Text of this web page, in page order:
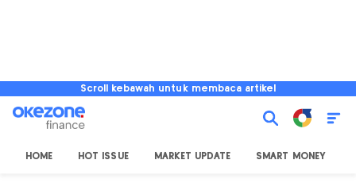
Scroll kebawah untuk membaca artikel
HOME HOT ISSUE MARKET UPDATE SMART MONEY